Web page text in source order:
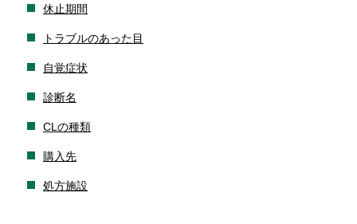
休止期間
トラブルのあった目
自覚症状
診断名
CLの種類
購入先
処方施設